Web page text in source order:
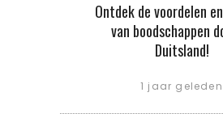
Ontdek de voordelen
van boodschappen
Duitsland!
1 jaar geleden